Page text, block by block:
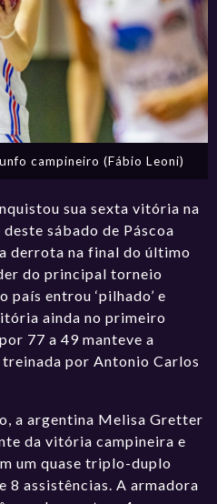
campineiro (Fábio Leoni)
sua sexta vitória na
sábado de Páscoa
derrota na final do último
do principal torneio
país entrou ‘pilhado’ e
ainda no primeiro
77 a 49 manteve a
por Antonio Carlos
a argentina Melisa Gretter
da vitória campineira e
um quase triplo-duplo
8 assistências. A armadora